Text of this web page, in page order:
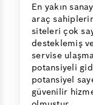
En yakın
araç
siteleri çok
desteklemiş
servise
potansiyeli
potansiyel
güvenilir